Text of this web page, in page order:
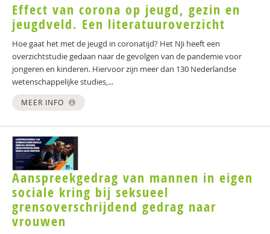
Effect van corona op jeugd, gezin en
jeugdveld. Een literatuuroverzicht
Hoe gaat het met de jeugd in coronatijd? Het NJi heeft een
overzichtstudie gedaan naar de gevolgen van de pandemie voor
jongeren en kinderen. Hiervoor zijn meer dan 130 Nederlandse
wetenschappelijke studies,...
MEER INFO
Aanspreekgedrag van mannen in eigen
sociale kring bij seksueel
grensoverschrijdend gedrag naar
vrouwen